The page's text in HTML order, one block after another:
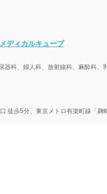
ディカルキューブ
徒歩5分、東京メトロ有楽町線「麹